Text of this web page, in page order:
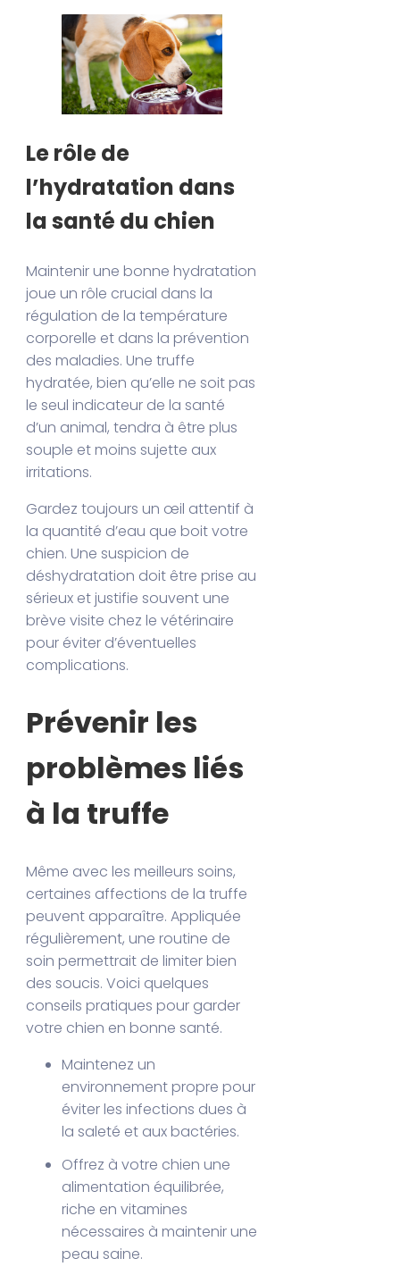
Le rôle de
l’hydratation dans
la santé du chien
Maintenir une bonne hydratation
joue un rôle crucial dans la
régulation de la température
corporelle et dans la prévention
des maladies. Une truffe
hydratée, bien qu’elle ne soit pas
le seul indicateur de la santé
d’un animal, tendra à être plus
souple et moins sujette aux
irritations.
Gardez toujours un œil attentif à
la quantité d’eau que boit votre
chien. Une suspicion de
déshydratation doit être prise au
sérieux et justifie souvent une
brève visite chez le vétérinaire
pour éviter d’éventuelles
complications.
Prévenir les
problèmes liés
à la truffe
Même avec les meilleurs soins,
certaines affections de la truffe
peuvent apparaître. Appliquée
régulièrement, une routine de
soin permettrait de limiter bien
des soucis. Voici quelques
conseils pratiques pour garder
votre chien en bonne santé.
Maintenez un
environnement propre pour
éviter les infections dues à
la saleté et aux bactéries.
Offrez à votre chien une
alimentation équilibrée,
riche en vitamines
nécessaires à maintenir une
peau saine.